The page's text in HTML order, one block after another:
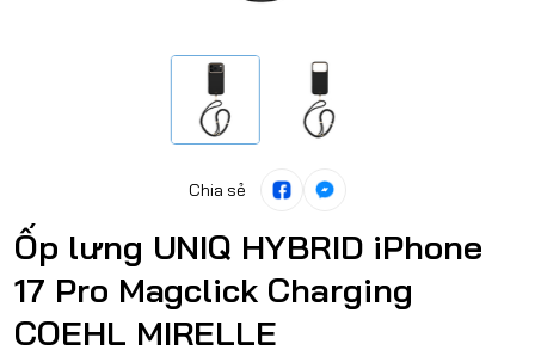
Chia sẻ
Ốp lưng UNIQ HYBRID iPhone
17 Pro Magclick Charging
COEHL MIRELLE